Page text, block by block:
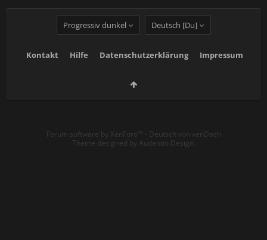
Progressiv dunkel Deutsch [Du]
Kontakt Hilfe Datenschutzerklärung Impressum
Forum software by XenForo™ - Deutsch von xenDach
Theme designed by Audentio Design.